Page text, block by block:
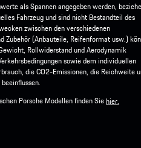
als Spannen angegeben werden,
Fahrzeug und sind nicht Bestandteil des
zwischen den verschiedenen
Zubehör (Anbauteile, Reifenformat usw.)
Rollwiderstand und Aerodynamik
sowie dem individuellen
die CO2-Emissionen, die Reichweite
Porsche Modellen finden Siehier.